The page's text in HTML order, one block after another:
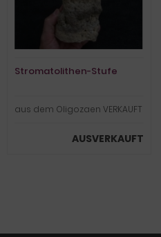
Stromatolithen-Stufe
aus dem Oligozaen VERKAUFT
AUSVERKAUFT